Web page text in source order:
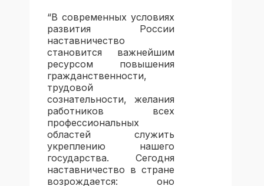
“В современных условиях
развития России
наставничество
становится важнейшим
ресурсом повышения
гражданственности,
трудовой
сознательности, желания
работников всех
профессиональных
областей служить
укреплению нашего
государства. Сегодня
наставничество в стране
возрождается: оно